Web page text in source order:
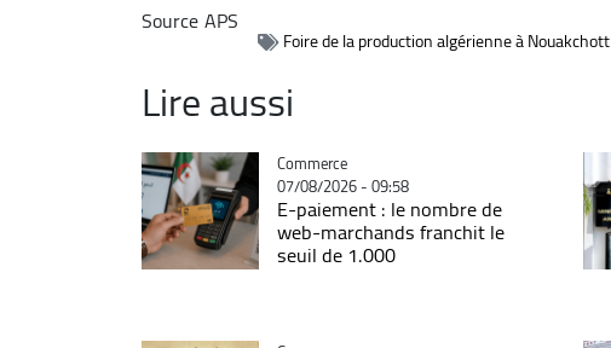
SourceAPS
Foire de la production algérienne à Nouakchott
Lire aussi
Catégorie
Commerce
07/08/2026 - 09:58
E-paiement : le nombre de
web-marchands franchit le
seuil de 1.000